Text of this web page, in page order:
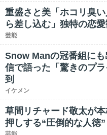
重盛さと美「ホコリ臭
ら差し込む」独特の恋
芸能
Snow Manの冠番組に
信で語った「驚きのプ
到
イケメン
草間リチャード敬太が
押しする“圧倒的な人徳”